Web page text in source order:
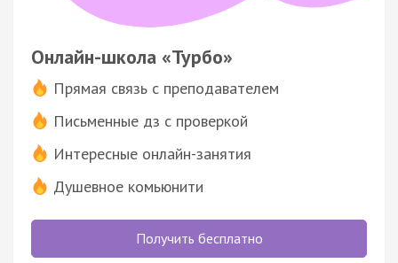
Онлайн-школа «Турбо»
Прямая связь с преподавателем
Письменные дз с проверкой
Интересные онлайн-занятия
Душевное комьюнити
Получить бесплатно